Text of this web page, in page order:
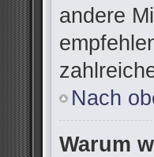
andere
Nach
Warum